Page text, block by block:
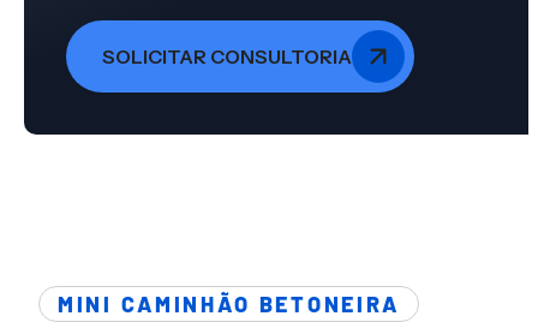
SOLICITAR CONSULTORIA
MINI CAMINHÃO BETONEIRA